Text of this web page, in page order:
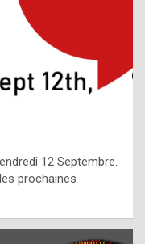
12 Septembre.
prochaines